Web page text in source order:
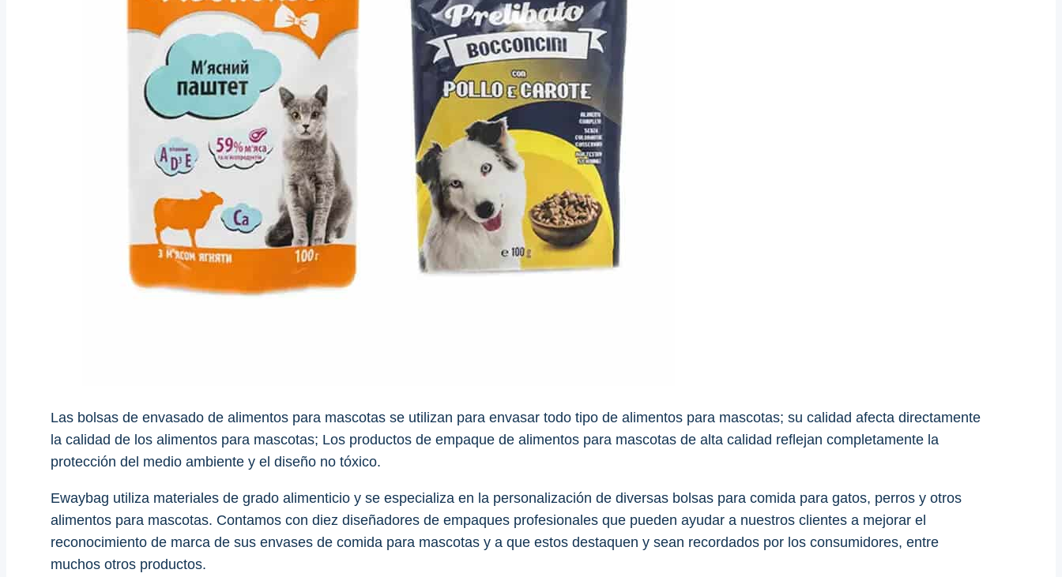
Las bolsas de envasado de alimentos para mascotas se utilizan para envasar todo tipo de alimentos para mascotas; su calidad afecta directamente
la calidad de los alimentos para mascotas; Los productos de empaque de alimentos para mascotas de alta calidad reflejan completamente la
protección del medio ambiente y el diseño no tóxico.
Ewaybag utiliza materiales de grado alimenticio y se especializa en la personalización de diversas bolsas para comida para gatos, perros y otros
alimentos para mascotas. Contamos con diez diseñadores de empaques profesionales que pueden ayudar a nuestros clientes a mejorar el
reconocimiento de marca de sus envases de comida para mascotas y a que estos destaquen y sean recordados por los consumidores, entre
muchos otros productos.